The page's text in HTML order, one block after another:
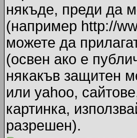
някъде, преди да
(например http://
можете да
(освен ако е
някакъв защитен
или yahoo,
картинка,
разрешен).